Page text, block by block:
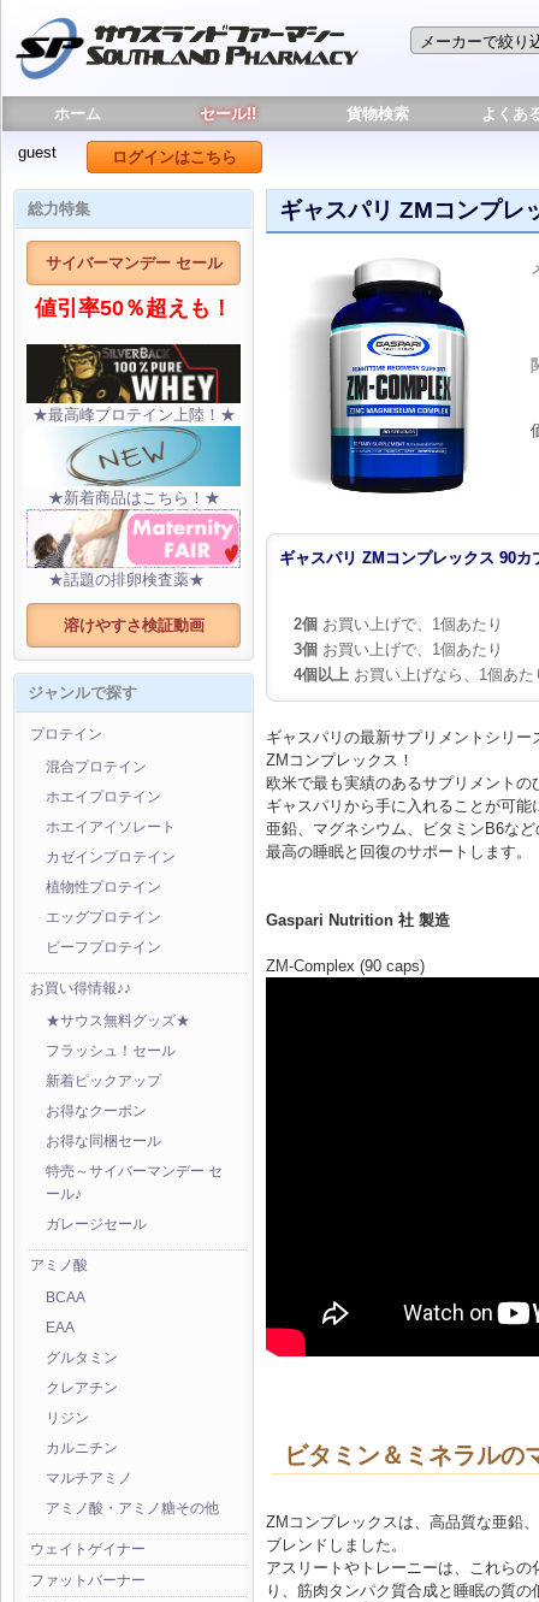
ホーム セール!! 貨物検索 よくあ
guest ログインはこちら
総力特集
サイバーマンデー セール
値引率50％超えも！
★最高峰プロテイン上陸！★
★新着商品はこちら！★
★話題の排卵検査薬★
溶けやすさ検証動画
ジャンルで探す
プロテイン
混合プロテイン
ホエイプロテイン
ホエイアイソレート
カゼインプロテイン
植物性プロテイン
エッグプロテイン
ビーフプロテイン
お買い得情報♪♪
★サウス無料グッズ★
フラッシュ！セール
新着ピックアップ
お得なクーポン
お得な同梱セール
特売～サイバーマンデー セ
ール♪
ガレージセール
アミノ酸
BCAA
EAA
グルタミン
クレアチン
リジン
カルニチン
マルチアミノ
アミノ酸・アミノ糖その他
ウェイトゲイナー
ファットバーナー
ギャスパリ ZMコンプレ
ギャスパリ ZMコンプレックス 90カ
2個 お買い上げで、1個あたり
3個 お買い上げで、1個あたり
4個以上 お買い上げなら、1個あた
ギャスパリの最新サプリメントシリー
ZMコンプレックス！
欧米で最も実績のあるサプリメントの
ギャスパリから手に入れることが可能
亜鉛、マグネシウム、ビタミンB6な
最高の睡眠と回復のサポートします。
Gaspari Nutrition 社 製造
ZM-Complex (90 caps)
ビタミン＆ミネラルの
ZMコンプレックスは、高品質な亜鉛
ブレンドしました。
アスリートやトレーニーは、これら
り、筋肉タンパク質合成と睡眠の質